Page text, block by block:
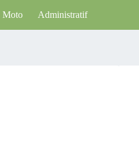
Moto Administratif